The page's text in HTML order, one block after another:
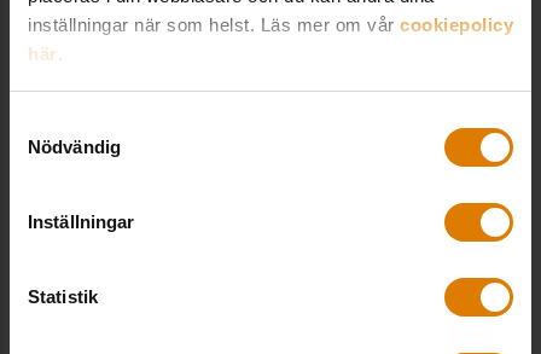
inställningar när som helst. Läs mer om vår cookiepolicy
här.
Nödvändig
Inställningar
Statistik
Lokaldagen, Stockholm, 4 november
Dela: